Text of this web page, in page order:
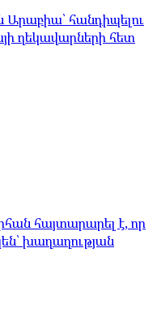
Արաբիա՝ հանդիպելու
ղեկավարների հետ
հայտարարել է, որ
խաղաղության